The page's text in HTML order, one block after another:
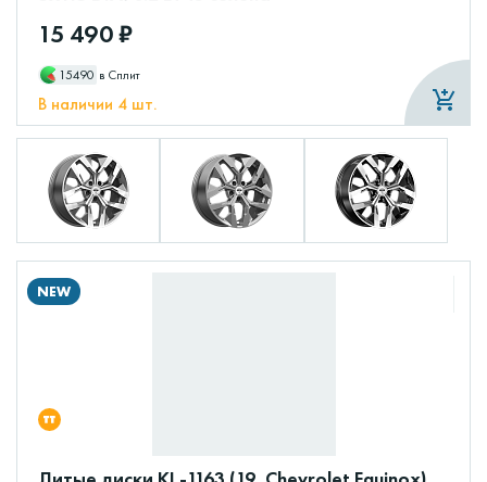
15 490 ₽
15490 в Сплит
В наличии 4 шт.
NEW